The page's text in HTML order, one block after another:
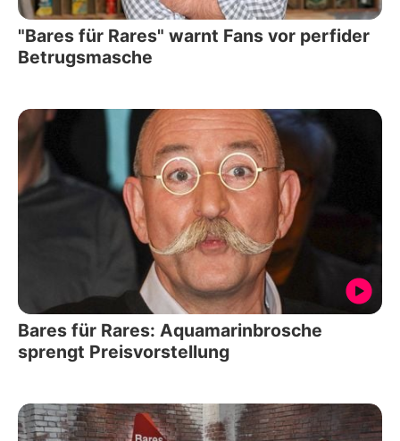
"Bares für Rares" warnt Fans vor perfider
Betrugsmasche
Bares für Rares: Aquamarinbrosche
sprengt Preisvorstellung